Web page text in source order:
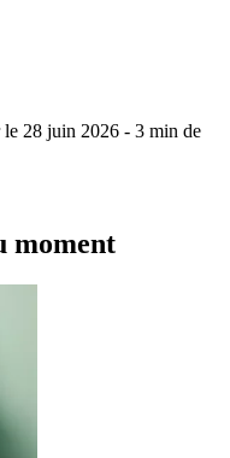
le 28 juin 2026 - 3 min de
moment